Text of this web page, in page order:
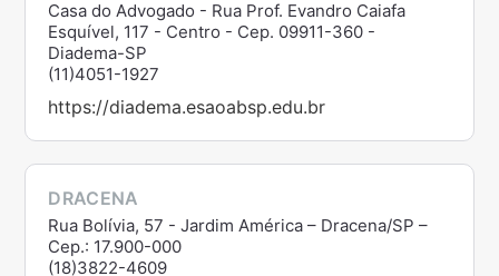
Casa do Advogado - Rua Prof. Evandro Caiafa
Esquível, 117 - Centro - Cep. 09911-360 -
Diadema-SP
(11)4051-1927
https://diadema.esaoabsp.edu.br
DRACENA
Rua Bolívia, 57 - Jardim América – Dracena/SP –
Cep.: 17.900-000
(18)3822-4609